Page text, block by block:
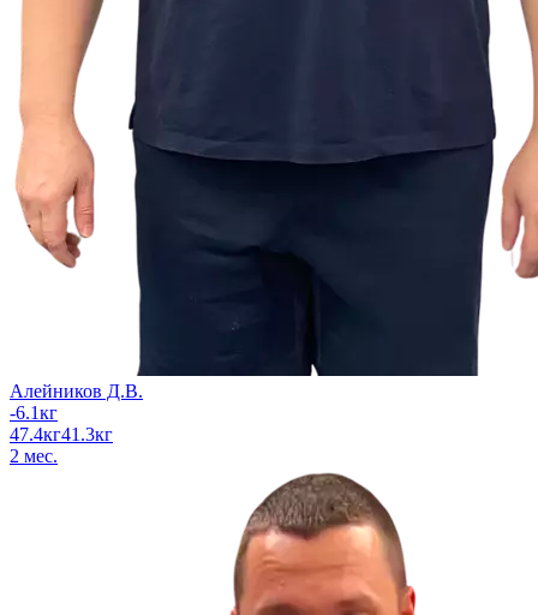
Алейников Д.В.
-6.1кг
47.4кг41.3кг
2 мес.